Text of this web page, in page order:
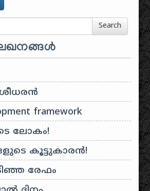
Search
framework
ലോകം!
കൂട്ടുകാരൻ!
രേഫം